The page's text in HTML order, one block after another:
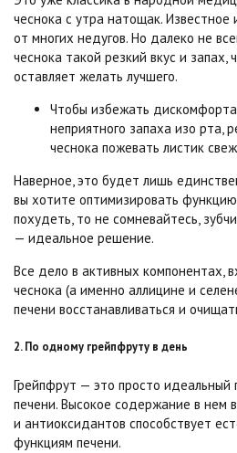
чеснока с утра натощак. Известное
от многих недугов. Но далеко не
чеснока такой резкий вкус и запах,
оставляет желать лучшего.
Чтобы избежать
неприятного запаха изо рта,
чеснока пожевать листик
Наверное, это будет лишь
вы хотите оптимизировать
похудеть, то не сомневайтесь,
— идеальное решение.
Все дело в активных компонентах,
чеснока (а именно аллицине и
печени восстанавливаться и
2. По одному грейпфруту в день
Грейпфрут — это просто идеальный
печени. Высокое содержание в нем
и антиоксидантов способствует
функциям печени.